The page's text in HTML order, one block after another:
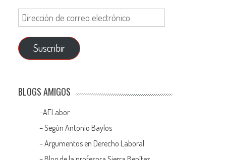
Suscribir
BLOGS AMIGOS
–AFLabor
– Según Antonio Baylos
–Argumentos en Derecho Laboral